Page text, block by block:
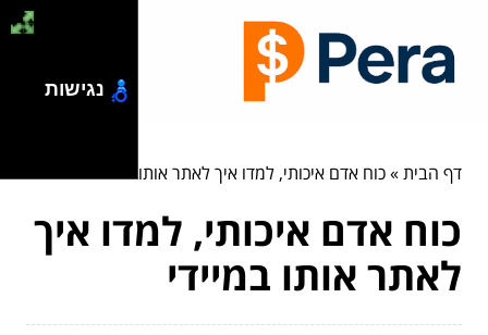
דף הבית»כוח אדם איכותי, למדו איך לאתר אותו במיידי
כוח אדם איכותי, למדו איך
לאתר אותו במיידי
נגישות